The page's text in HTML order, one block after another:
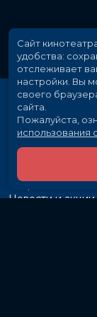
Скоро в кино
Новости и акции
Сайт
удобства:
отслеживает
настройки. Вы
своего
сайта.
Пожалуйста,
использования